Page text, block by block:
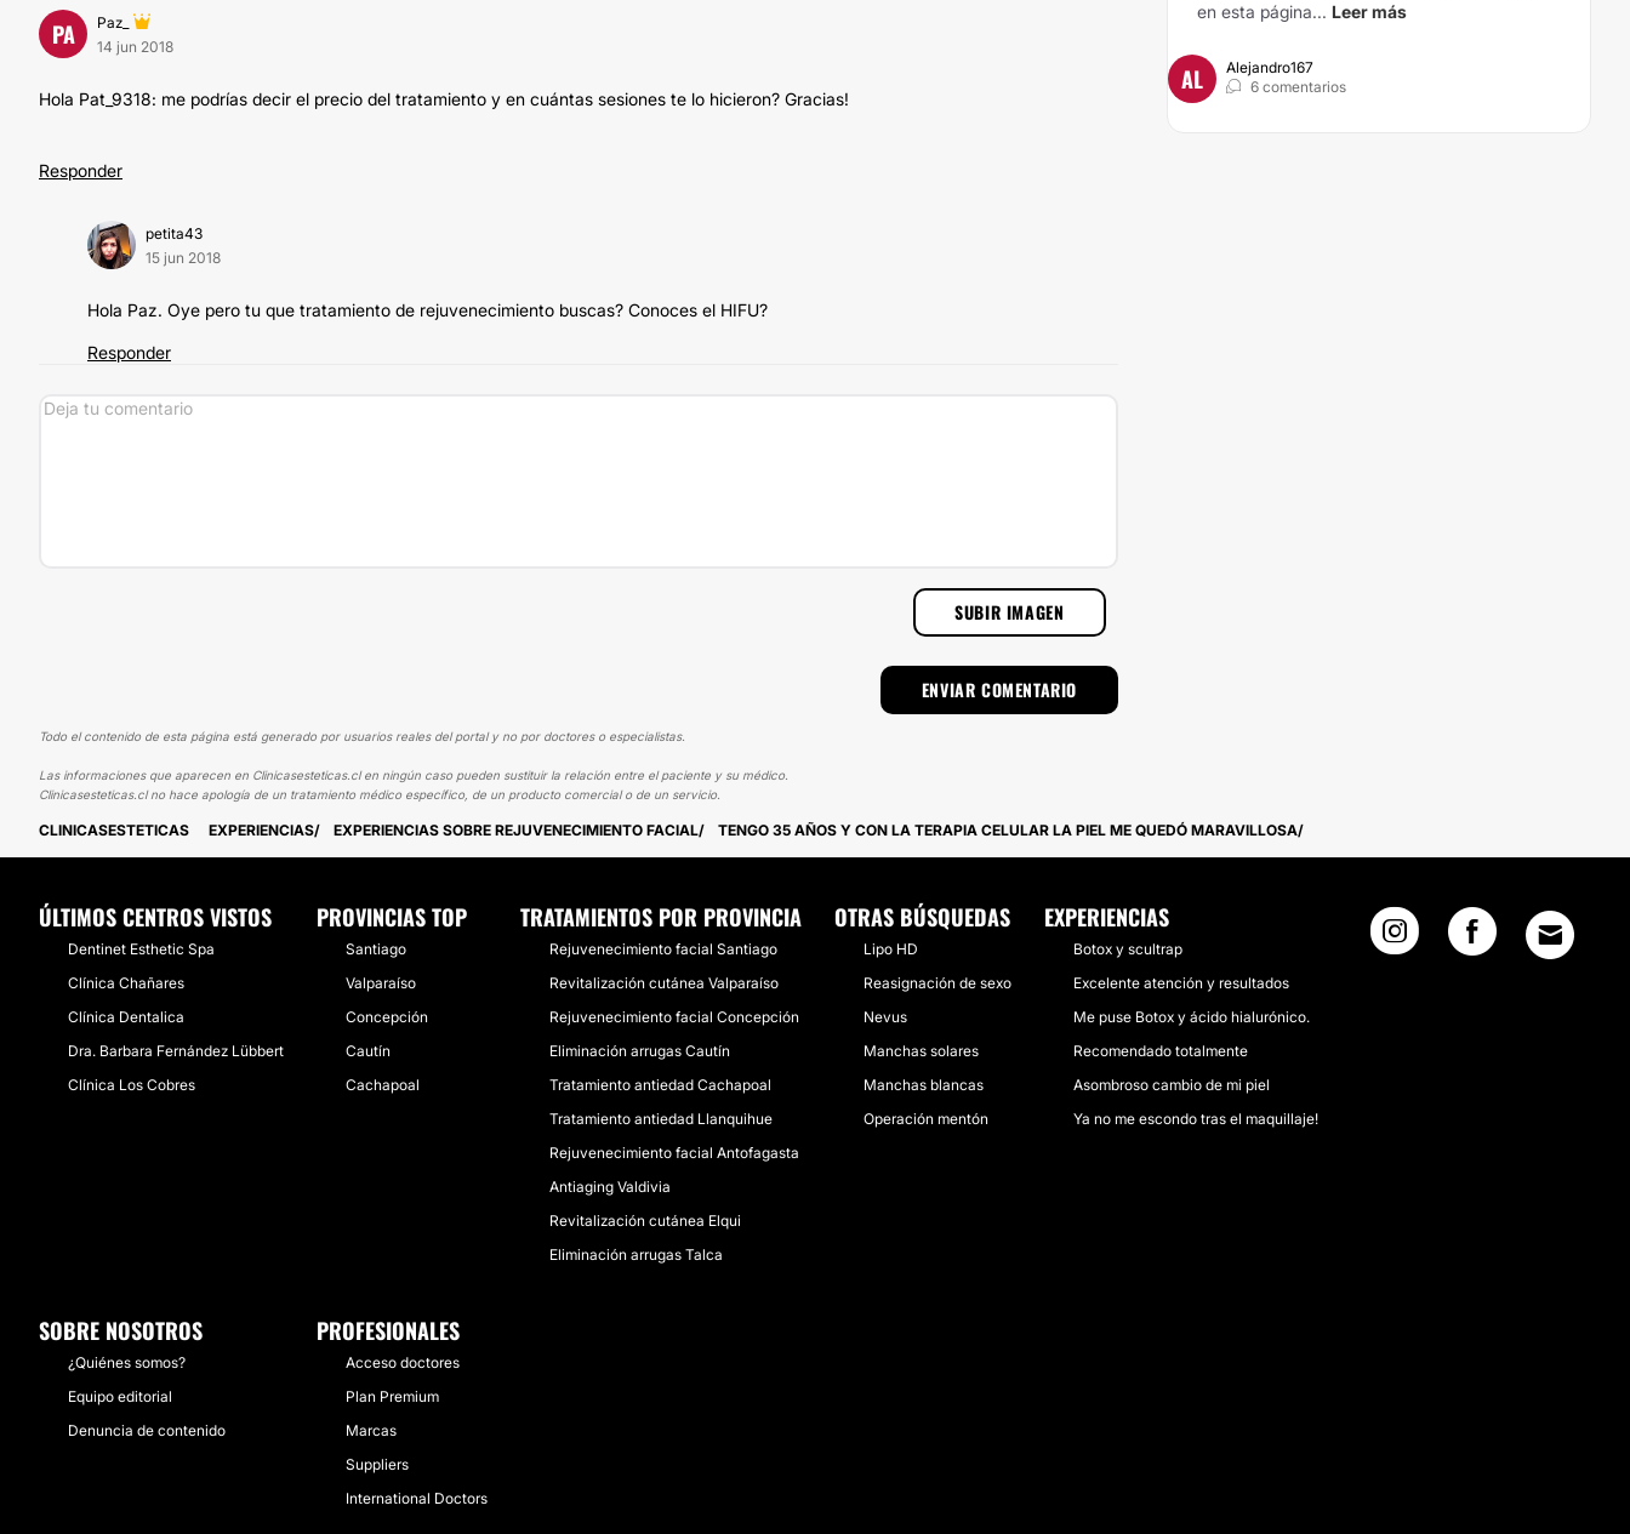
PA
Paz_
14 jun 2018
Hola Pat_9318: me podrías decir el precio del tratamiento y en cuántas sesiones te lo hicieron? Gracias!
Responder
petita43
15 jun 2018
Hola Paz. Oye pero tu que tratamiento de rejuvenecimiento buscas? Conoces el HIFU?
Responder
SUBIR IMAGEN
en esta página... Leer más
AL
Alejandro167
6 comentarios
Todo el contenido de esta página está generado por usuarios reales del portal y no por doctores o especialistas.
Las informaciones que aparecen en Clinicasesteticas.cl en ningún caso pueden sustituir la relación entre el paciente y su médico.
Clinicasesteticas.cl no hace apología de un tratamiento médico específico, de un producto comercial o de un servicio.
CLINICASESTETICAS EXPERIENCIAS EXPERIENCIAS SOBRE REJUVENECIMIENTO FACIAL TENGO 35 AÑOS Y CON LA TERAPIA CELULAR LA PIEL ME QUEDÓ MARAVILLOSA
ÚLTIMOS CENTROS VISTOS
Dentinet Esthetic Spa
Clínica Chañares
Clínica Dentalica
Dra. Barbara Fernández Lübbert
Clínica Los Cobres
PROVINCIAS TOP
Santiago
Valparaíso
Concepción
Cautín
Cachapoal
TRATAMIENTOS POR PROVINCIA
Rejuvenecimiento facial Santiago
Revitalización cutánea Valparaíso
Rejuvenecimiento facial Concepción
Eliminación arrugas Cautín
Tratamiento antiedad Cachapoal
Tratamiento antiedad Llanquihue
Rejuvenecimiento facial Antofagasta
Antiaging Valdivia
Revitalización cutánea Elqui
Eliminación arrugas Talca
OTRAS BÚSQUEDAS
Lipo HD
Reasignación de sexo
Nevus
Manchas solares
Manchas blancas
Operación mentón
EXPERIENCIAS
Botox y scultrap
Excelente atención y resultados
Me puse Botox y ácido hialurónico.
Recomendado totalmente
Asombroso cambio de mi piel
Ya no me escondo tras el maquillaje!
SOBRE NOSOTROS
¿Quiénes somos?
Equipo editorial
Denuncia de contenido
PROFESIONALES
Acceso doctores
Plan Premium
Marcas
Suppliers
International Doctors